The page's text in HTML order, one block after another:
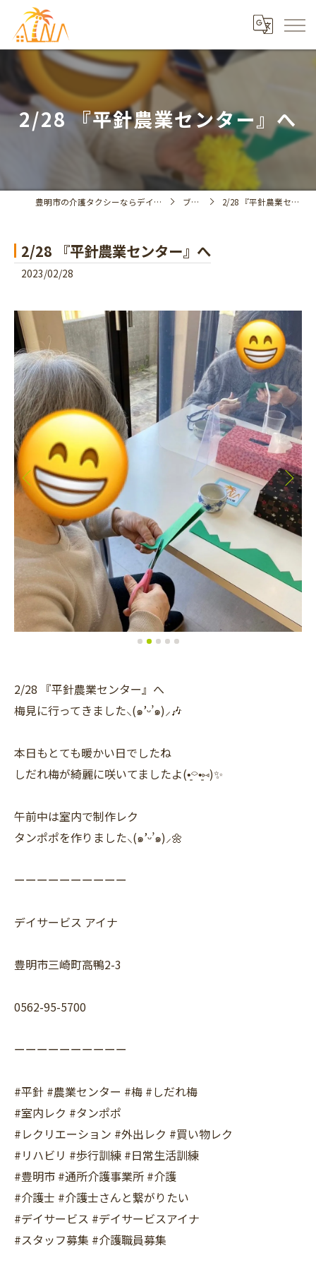
2/28 『平針農業センター』へ
豊明市の介護タクシーならデイサービスアイナ ブログ 2/28 『平針農業センター』へ
2/28 『平針農業センター』へ
2023/02/28
2/28 『平針農業センター』へ
梅見に行ってきました⸜(๑’ᵕ’๑)⸝🎶
本日もとても暖かい日でしたね
しだれ梅が綺麗に咲いてましたよ(•͈⌔•͈⑅)✨
午前中は室内で制作レク
タンポポを作りました⸜(๑’ᵕ’๑)⸝🌼
ーーーーーーーーーー
デイサービス アイナ
豊明市三崎町高鴨2-3
0562-95-5700
ーーーーーーーーーー
#平針 #農業センター #梅 #しだれ梅
#室内レク #タンポポ
#レクリエーション #外出レク #買い物レク
#リハビリ #歩行訓練 #日常生活訓練
#豊明市 #通所介護事業所 #介護
#介護士 #介護士さんと繋がりたい
#デイサービス #デイサービスアイナ
#スタッフ募集 #介護職員募集